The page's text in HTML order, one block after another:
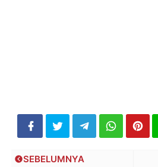
SEBELUMNYA